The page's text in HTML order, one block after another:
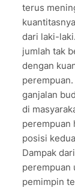
terus
dari laki-
jumlah tak
dengan
ganjalan
di
perempuan
posisi
Dampak
perempuan
pemimpin